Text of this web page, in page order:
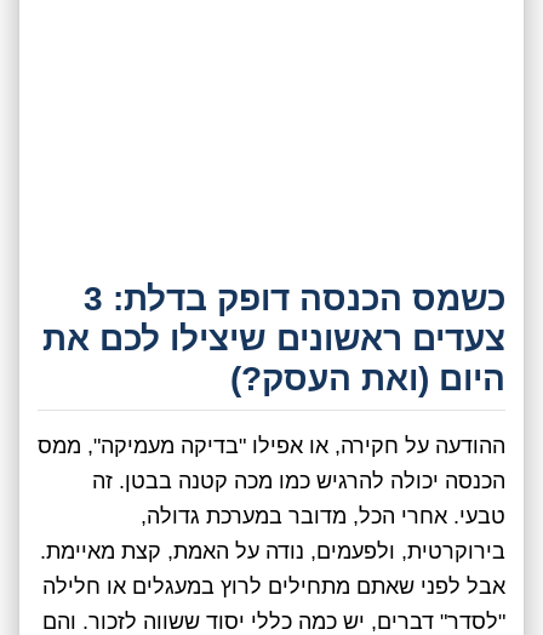
כשמס הכנסה דופק בדלת: 3
צעדים ראשונים שיצילו לכם את
היום (ואת העסק?)
ההודעה על חקירה, או אפילו "בדיקה מעמיקה", ממס
הכנסה יכולה להרגיש כמו מכה קטנה בבטן. זה
טבעי. אחרי הכל, מדובר במערכת גדולה,
בירוקרטית, ולפעמים, נודה על האמת, קצת מאיימת.
אבל לפני שאתם מתחילים לרוץ במעגלים או חלילה
"לסדר" דברים, יש כמה כללי יסוד ששווה לזכור. והם